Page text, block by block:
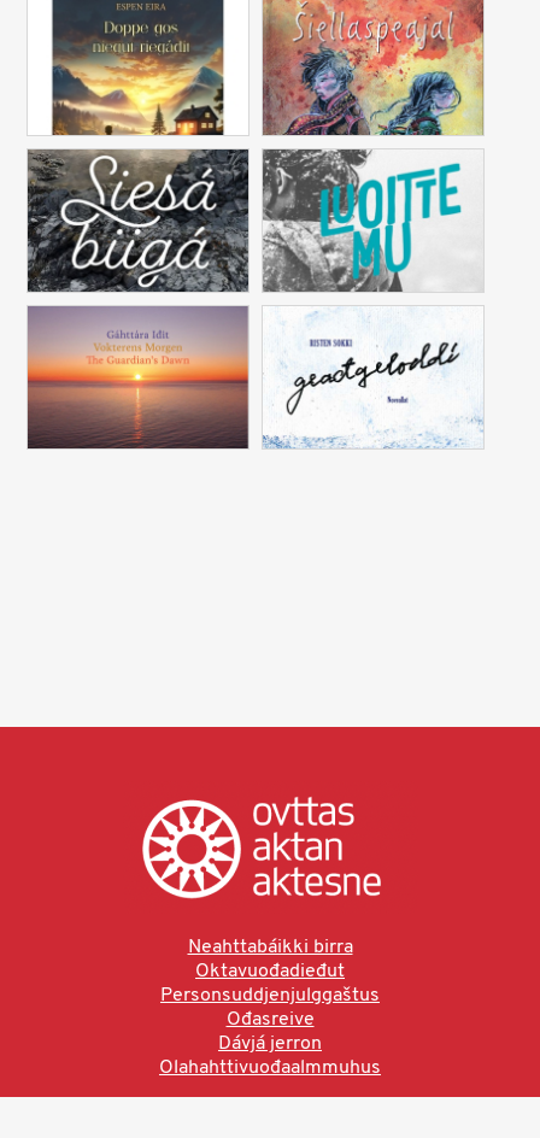
Neahttabáikki birra
Oktavuođadieđut
Personsuddjenjulggaštus
Ođasreive
Dávjá jerron
Olahahttivuođaalmmuhus